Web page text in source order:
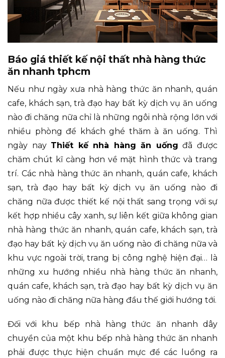
Báo giá thiết kế nội thất nhà hàng thức
ăn nhanh tphcm
Nếu như ngày xưa nhà hàng thức ăn nhanh, quán
cafe, khách sạn, trà đạo hay bất kỳ dịch vụ ăn uống
nào đi chăng nữa chỉ là những ngôi nhà rộng lớn với
nhiều phòng để khách ghé thăm à ăn uống. Thì
ngày nay Thiết kế nhà hàng ăn uống đã được
chăm chút kĩ càng hơn về mặt hình thức và trang
trí. Các nhà hàng thức ăn nhanh, quán cafe, khách
sạn, trà đạo hay bất kỳ dịch vụ ăn uống nào đi
chăng nữa được thiết kế nội thất sang trọng với sự
kết hợp nhiều cây xanh, sự liên kết giữa không gian
nhà hàng thức ăn nhanh, quán cafe, khách sạn, trà
đạo hay bất kỳ dịch vụ ăn uống nào đi chăng nữa và
khu vực ngoài trời, trang bị công nghệ hiện đại… là
những xu hướng nhiều nhà hàng thức ăn nhanh,
quán cafe, khách sạn, trà đạo hay bất kỳ dịch vụ ăn
uống nào đi chăng nữa hàng đầu thế giới hướng tới.
Đối với khu bếp nhà hàng thức ăn nhanh dây
chuyền của một khu bếp nhà hàng thức ăn nhanh
phải được thực hiện chuẩn mực để các luồng ra